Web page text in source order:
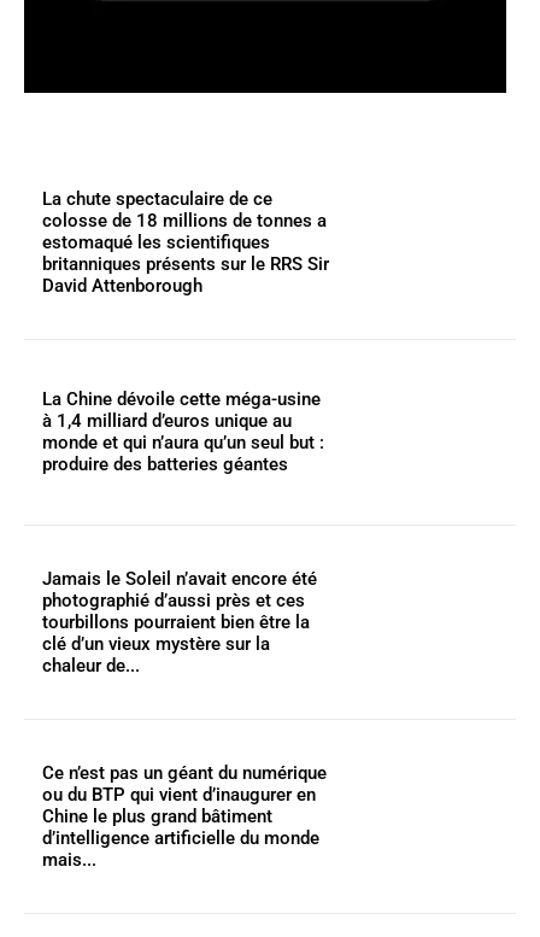
La chute spectaculaire de ce
colosse de 18 millions de tonnes a
estomaqué les scientifiques
britanniques présents sur le RRS Sir
David Attenborough
La Chine dévoile cette méga-usine
à 1,4 milliard d’euros unique au
monde et qui n’aura qu’un seul but :
produire des batteries géantes
Jamais le Soleil n’avait encore été
photographié d’aussi près et ces
tourbillons pourraient bien être la
clé d’un vieux mystère sur la
chaleur de...
Ce n’est pas un géant du numérique
ou du BTP qui vient d’inaugurer en
Chine le plus grand bâtiment
d’intelligence artificielle du monde
mais...